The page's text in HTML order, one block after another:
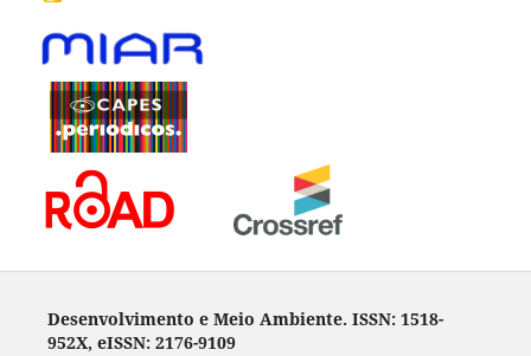
Desenvolvimento e Meio Ambiente. ISSN: 1518-
952X, eISSN: 2176-9109